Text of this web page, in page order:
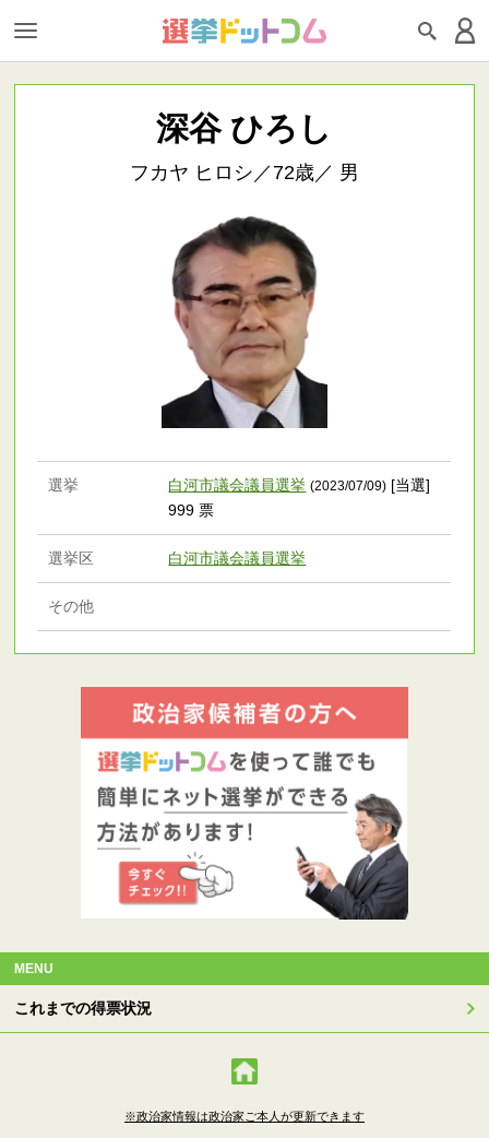
深谷 ひろし
フカヤ ヒロシ／72歳／ 男
選挙 白河市議会議員選挙 (2023/07/09) [当選]
999 票
選挙区 白河市議会議員選挙
その他
MENU
これまでの得票状況
※政治家情報は政治家ご本人が更新できます